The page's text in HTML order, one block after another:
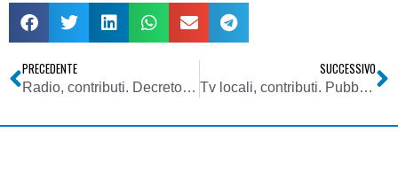
PRECEDENTE
Radio, contributi. Decreto direttoriale MSE 11/08/2014. Graduatoria definitiva 2012
SUCCESSIVO
Tv locali, contributi. Pubblicato in gazzetta ufficiale il bando per il 2014